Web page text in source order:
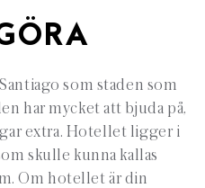
som staden som
har mycket att bjuda på,
extra. Hotellet ligger i
skulle kunna kallas
Om hotellet är din